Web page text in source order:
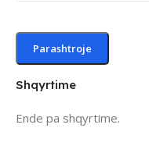
Shqyrtime
Ende pa shqyrtime.